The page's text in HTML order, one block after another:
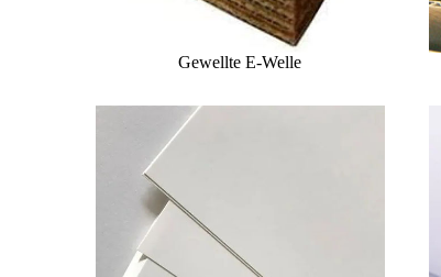
Gewellte E-Welle